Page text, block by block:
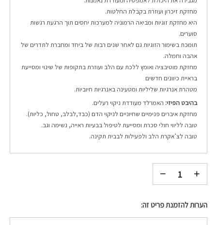
מחזקת זיכרון ועוזרת בקבלת החלטות.
היא מחזקת זוגיות ומביאה הרמוניה למערכות יחסים תוך הרגעת רגשות
סוערים.
תומכת בשימור הזוגיות גם לאחר שנים רבות של ביחד ומחברת לתדרים של
אהבה וחמלה.
מחזקת מוטיבציה ואומץ ללכת עם הלב ועוזרת בתקופות של שינוי ומסייעת
בראיית כיוונים חדשים
מטהרת אנרגיות שליליות ומטעינה באנרגיות חיוביות.
בהיבט הפיזי: האמרלד מעודדת ניקוי רעלים.
מחזקת איברים פנימיים שחיוניים לניקוי הדם (כבד,לבלב, טחול, כליות).
טובה לליווי חולי סכרת ומסייעת לטיפול בבעיות ראייה, נשימה וגב.
טובה לצ’אקרת הלב ולפעילות לבבית תקינה.
הערות להזמנת פריט זה: